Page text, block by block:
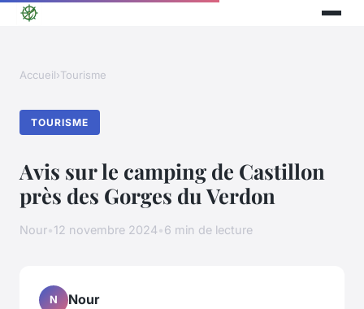
Accueil›Tourisme
TOURISME
Avis sur le camping de Castillon
près des Gorges du Verdon
Nour•12 novembre 2024•6 min de lecture
N Nour